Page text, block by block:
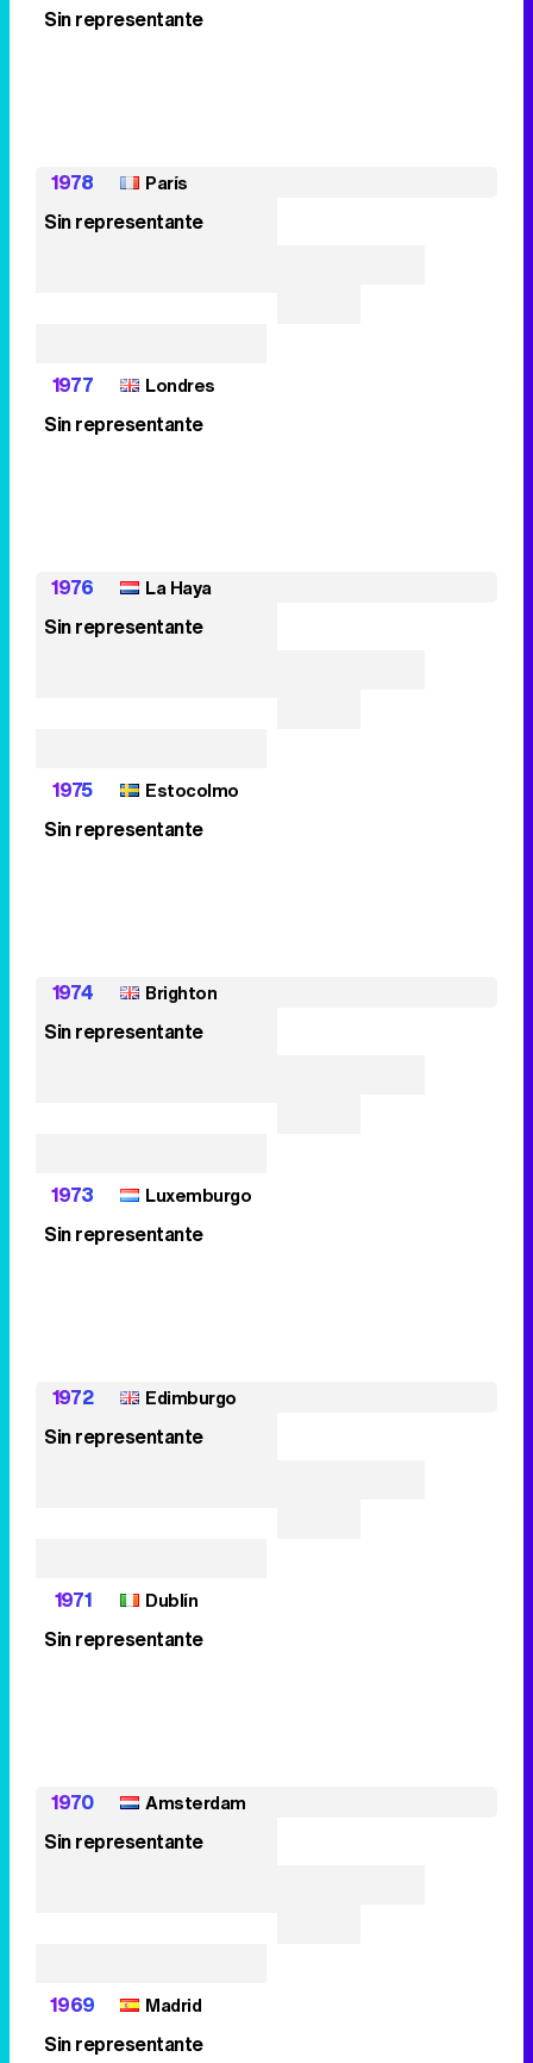
Sin representante
1978 París
Sin representante
1977 Londres
Sin representante
1976 La Haya
Sin representante
1975 Estocolmo
Sin representante
1974 Brighton
Sin representante
1973 Luxemburgo
Sin representante
1972 Edimburgo
Sin representante
1971 Dublín
Sin representante
1970 Amsterdam
Sin representante
1969 Madrid
Sin representante